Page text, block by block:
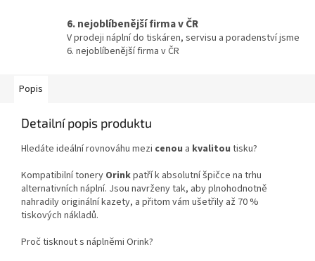
6. nejoblíbenější firma v ČR
V prodeji náplní do tiskáren, servisu a poradenství jsme
6. nejoblíbenější firma v ČR
Popis
Detailní popis produktu
Hledáte ideální rovnováhu mezi cenou a kvalitou tisku?
Kompatibilní tonery Orinkpatří k absolutní špičce na trhu
alternativních náplní. Jsou navrženy tak, aby plnohodnotně
nahradily originální kazety, a přitom vám ušetřily až 70 %
tiskových nákladů.
Proč tisknout s náplněmi Orink?